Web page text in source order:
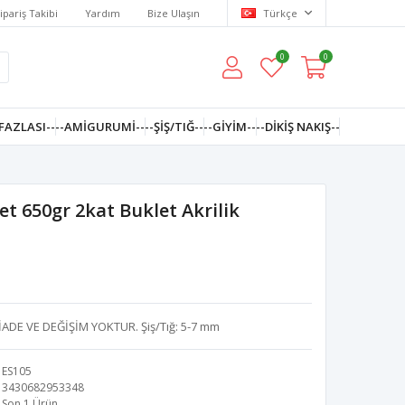
Takibi Yardım Bize Ulaşın Türkçe
0 0
--AMIGURUMI----ŞİŞ/TIĞ----GIYIM----DIKIŞ NAKIŞ--
650gr 2kat Buklet Akrilik
VE DEĞİŞİM YOKTUR. Şiş/Tığ: 5-7 mm
ES105
3430682953348